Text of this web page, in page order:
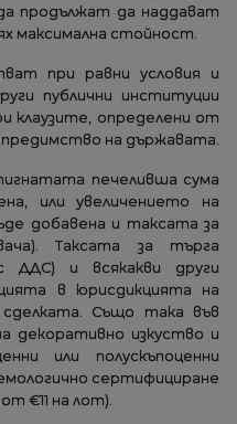
продължат да наддават
максимална стойност.
при равни условия и
публични институции
клаузите, определени от
предимство на държавата.
печеливша сума
или увеличението на
добавена и таксата за
Таксата за търга
ДДС) и всякакви други
в юрисдикцията на
Също така във
декоративно изкуство и
или полускъпоценни
сертифициране
€11 на лот).